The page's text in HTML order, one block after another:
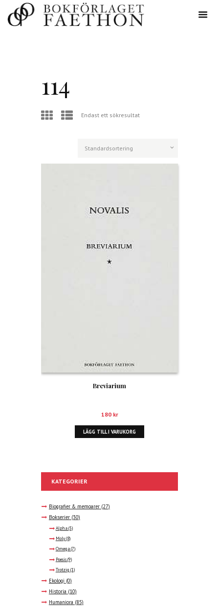
114
Endast ett sökresultat
Breviarium
180 kr
LÄGG TILL I VARUKORG
KATEGORIER
Biografier & memoarer (27)
Bokserier (30)
Alpha(5)
Moly(8)
Omega(7)
Poesis(9)
Trotzig (1)
Ekologi (0)
Historia (10)
Humaniora (85)